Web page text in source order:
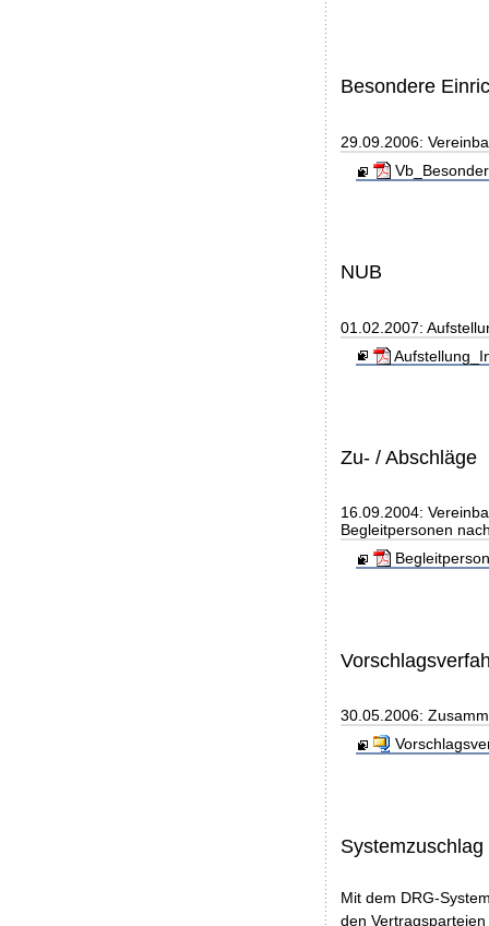
Besondere
29.09.2006:
NUB
01.02.2007:
Zu- / Abschläge
16.09.2004:
Begleitpersonen
30.05.2006:
Systemzuschlag
Mit dem DRG-
den